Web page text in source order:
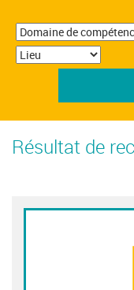
Résultat de